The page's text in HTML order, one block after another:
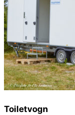
Toiletvogn